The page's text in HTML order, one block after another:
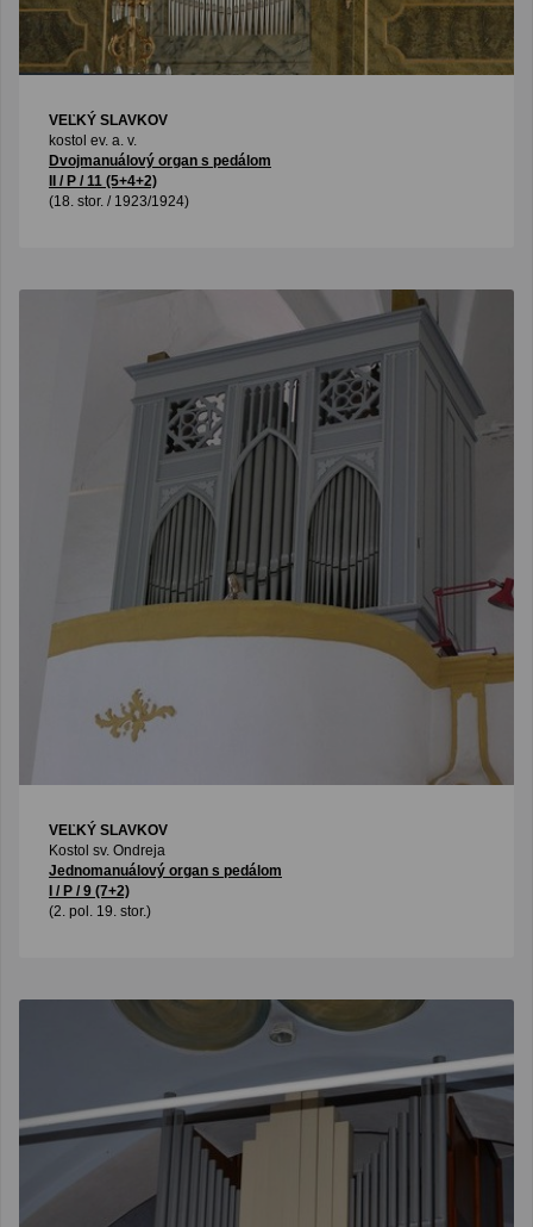
VEĽKÝ SLAVKOV
kostol ev. a. v.
Dvojmanuálový organ s pedálom
II / P / 11 (5+4+2)
(18. stor. / 1923/1924)
VEĽKÝ SLAVKOV
Kostol sv. Ondreja
Jednomanuálový organ s pedálom
I / P / 9 (7+2)
(2. pol. 19. stor.)